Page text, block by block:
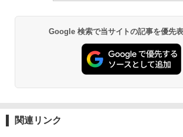
ClaudeCode いちばん
方 マニュアル AI副業に
にもKindle出版にも！
めのAIコーディング入
￥16,980
Kindle Paperwhite シグ
ション (32GB) 7インチ
Google 検索で当サイトの記事を優先
関連リンク